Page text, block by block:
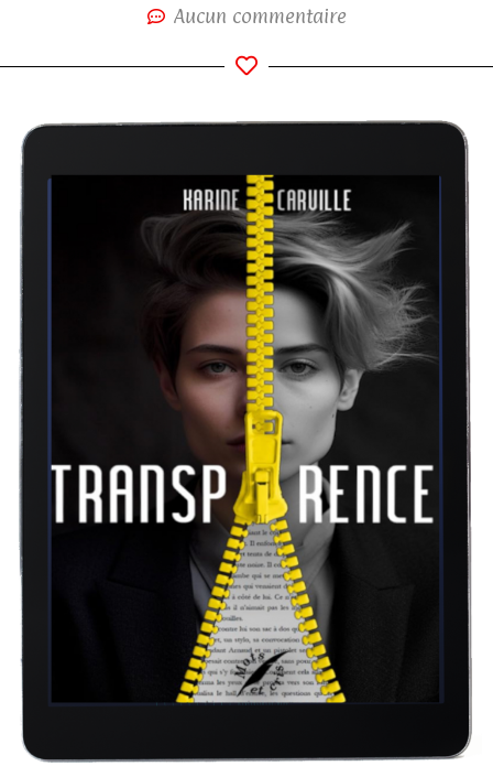
Aucun commentaire